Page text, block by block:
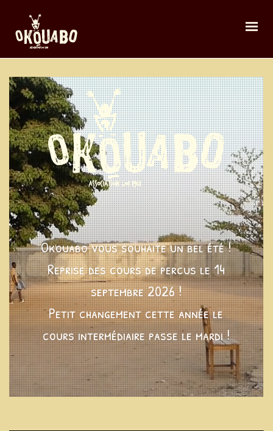
Okouabo vous souhaite un bel été !
Reprise des cours de percus le 14
septembre 2026 !
Petit changement cette année le
cours intermédiaire passe le mardi !